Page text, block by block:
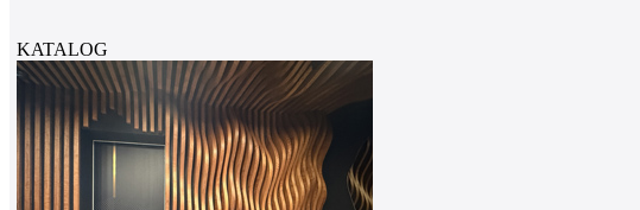
KATALOG